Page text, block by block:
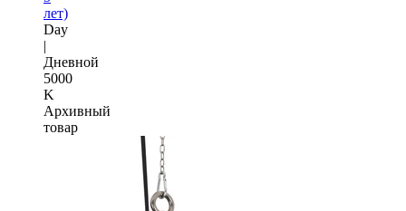
лет)
Day
|
Дневной
5000
K
Архивный
товар